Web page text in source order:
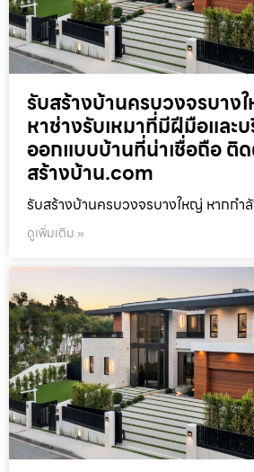
รับสร้างบ้านครบวงจรบาง
หาช่างรับเหมาที่มีฝีมือและ
ออกแบบบ้านที่น่าเชื่อถือ ติด
สร้างบ้าน.com
รับสร้างบ้านครบวงจรบางใหญ่ หากกำ
ดูเพิ่มเติม »